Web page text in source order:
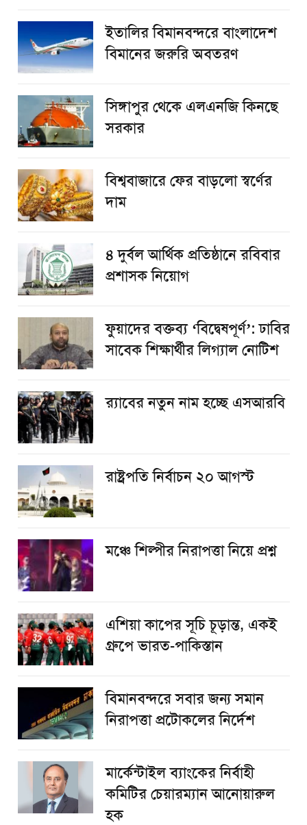
ইতালির বিমানবন্দরে বাংলাদেশ
বিমানের জরুরি অবতরণ
সিঙ্গাপুর থেকে এলএনজি কিনছে
সরকার
বিশ্ববাজারে ফের বাড়লো স্বর্ণের
দাম
৪ দুর্বল আর্থিক প্রতিষ্ঠানে রবিবার
প্রশাসক নিয়োগ
ফুয়াদের বক্তব্য ‘বিদ্বেষপূর্ণ’: ঢাবির
সাবেক শিক্ষার্থীর লিগ্যাল নোটিশ
র‌্যাবের নতুন নাম হচ্ছে এসআরবি
রাষ্ট্রপতি নির্বাচন ২০ আগস্ট
​মঞ্চে শিল্পীর নিরাপত্তা নিয়ে প্রশ্ন
এশিয়া কাপের সূচি চূড়ান্ত, একই
গ্রুপে ভারত-পাকিস্তান
বিমানবন্দরে সবার জন্য সমান
নিরাপত্তা প্রটোকলের নির্দেশ
মার্কেন্টাইল ব্যাংকের নির্বাহী
কমিটির চেয়ারম্যান আনোয়ারুল
হক